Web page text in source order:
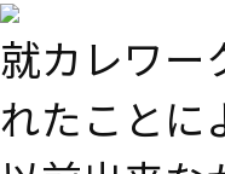
就カレワー
れたことに